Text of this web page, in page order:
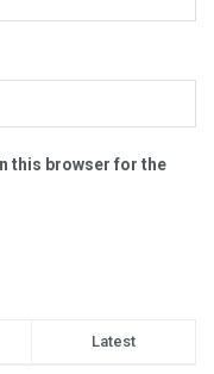
this browser for the
Latest